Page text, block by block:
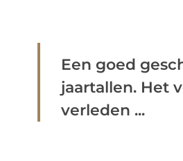
Een goed
jaartallen. Het
verleden ...